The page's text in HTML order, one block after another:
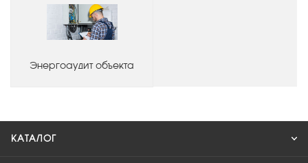
Энергоаудит объекта
КАТАЛОГ